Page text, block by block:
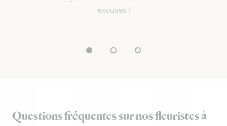
excuses !
Questions fréquentes sur nos fleuristes à